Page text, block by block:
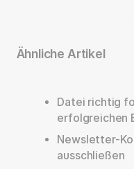
Ähnliche Artikel
Datei richtig
erfolgreichen
Newsletter-
ausschließen